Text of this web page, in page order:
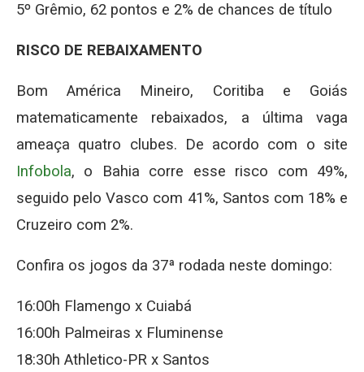
5º Grêmio, 62 pontos e 2% de chances de título
RISCO DE REBAIXAMENTO
Bom América Mineiro, Coritiba e Goiás
matematicamente rebaixados, a última vaga
ameaça quatro clubes. De acordo com o site
Infobola, o Bahia corre esse risco com 49%,
seguido pelo Vasco com 41%, Santos com 18% e
Cruzeiro com 2%.
Confira os jogos da 37ª rodada neste domingo:
16:00h Flamengo x Cuiabá
16:00h Palmeiras x Fluminense
18:30h Athletico-PR x Santos